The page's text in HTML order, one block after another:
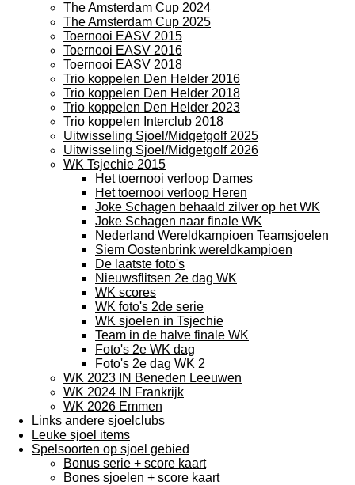
The Amsterdam Cup 2024
The Amsterdam Cup 2025
Toernooi EASV 2015
Toernooi EASV 2016
Toernooi EASV 2018
Trio koppelen Den Helder 2016
Trio koppelen Den Helder 2018
Trio koppelen Den Helder 2023
Trio koppelen Interclub 2018
Uitwisseling Sjoel/Midgetgolf 2025
Uitwisseling Sjoel/Midgetgolf 2026
WK Tsjechie 2015
Het toernooi verloop Dames
Het toernooi verloop Heren
Joke Schagen behaald zilver op het WK
Joke Schagen naar finale WK
Nederland Wereldkampioen Teamsjoelen
Siem Oostenbrink wereldkampioen
De laatste foto's
Nieuwsflitsen 2e dag WK
WK scores
WK foto's 2de serie
WK sjoelen in Tsjechie
Team in de halve finale WK
Foto's 2e WK dag
Foto's 2e dag WK 2
WK 2023 IN Beneden Leeuwen
WK 2024 IN Frankrijk
WK 2026 Emmen
Links andere sjoelclubs
Leuke sjoel items
Spelsoorten op sjoel gebied
Bonus serie + score kaart
Bones sjoelen + score kaart